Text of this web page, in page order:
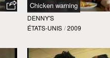
Chicken warning
DENNY'S
ÉTATS-UNIS / 2009